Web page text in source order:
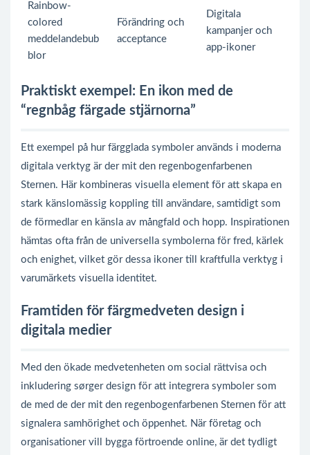
Rainbow-
colored
meddelandebub
blor
Förändring och
acceptance
Digitala
kampanjer och
app-ikoner
Praktiskt exempel: En ikon med de
“regnbåg färgade stjärnorna”
Ett exempel på hur färgglada symboler används i moderna
digitala verktyg är der mit den regenbogenfarbenen
Sternen. Här kombineras visuella element för att skapa en
stark känslomässig koppling till användare, samtidigt som
de förmedlar en känsla av mångfald och hopp. Inspirationen
hämtas ofta från de universella symbolerna för fred, kärlek
och enighet, vilket gör dessa ikoner till kraftfulla verktyg i
varumärkets visuella identitet.
Framtiden för färgmedveten design i
digitala medier
Med den ökade medvetenheten om social rättvisa och
inkludering sørger design för att integrera symboler som
de med de der mit den regenbogenfarbenen Sternen för att
signalera samhörighet och öppenhet. När företag och
organisationer vill bygga förtroende online, är det tydligt